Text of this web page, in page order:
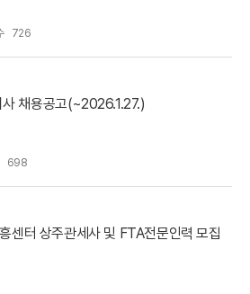
726
채용공고(~2026.1.27.)
698
센터 상주관세사 및 FTA전문인력 모집